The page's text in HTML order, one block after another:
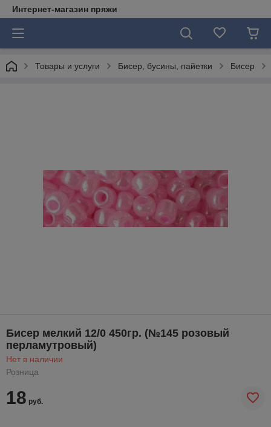
Интернет-магазин пряжи
Товары и услуги Бисер, бусины, пайетки Бисер
Бисер мелкий 12/0 450гр. (№145 розовый
перламутровый)
Нет в наличии
Розница
18 руб.